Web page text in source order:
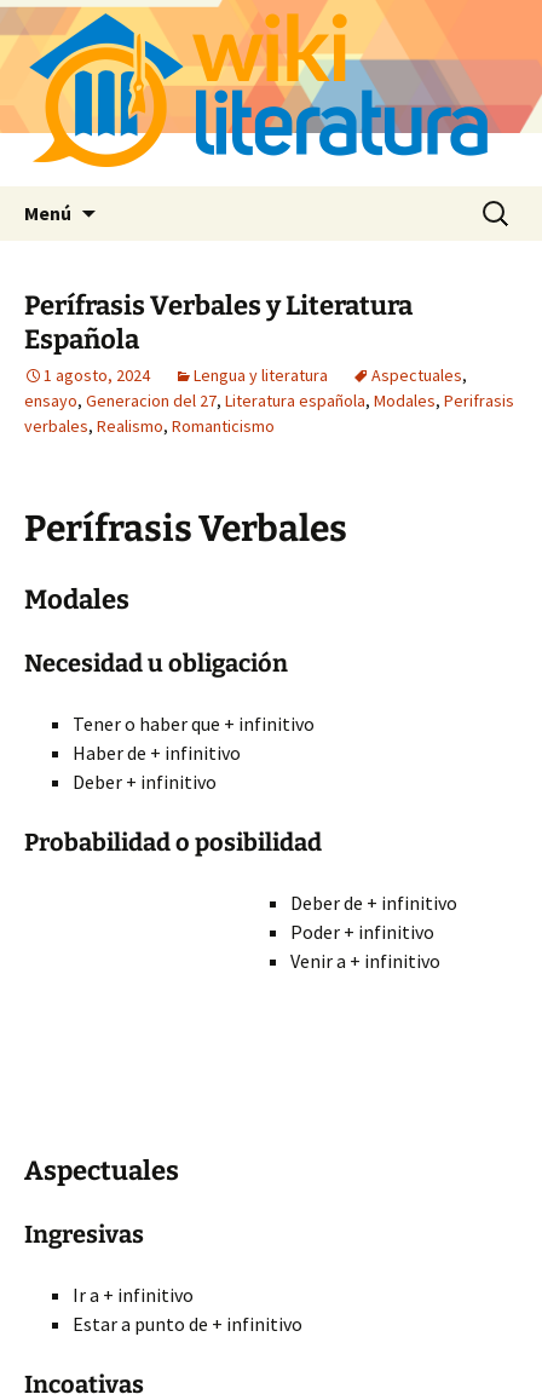
Menú Buscar:
Perífrasis Verbales y Literatura
Española
1 agosto, 2024 Lengua y literatura Aspectuales,
ensayo, Generacion del 27, Literatura española, Modales, Perifrasis
verbales, Realismo, Romanticismo
Perífrasis Verbales
Modales
Necesidad u obligación
Tener o haber que + infinitivo
Haber de + infinitivo
Deber + infinitivo
Probabilidad o posibilidad
Deber de + infinitivo
Poder + infinitivo
Venir a + infinitivo
Aspectuales
Ingresivas
Ir a + infinitivo
Estar a punto de + infinitivo
Incoativas